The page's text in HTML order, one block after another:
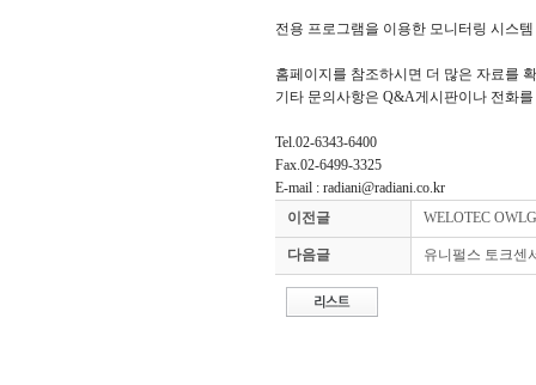
전용 프로그램을 이용한 모니터링 시스
홈페이지를 참조하시면 더 많은 자료를
기타 문의사항은 Q&A게시판이나 전화
Tel.02-6343-6400
Fax.02-6499-3325
E-mail : radiani@radiani.co.kr
이전글
WELOTEC
다음글 유니펄스 토크센